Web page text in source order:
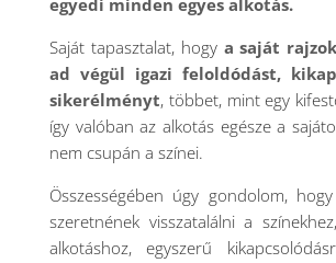
egyedi minden egyes alkotás.
Saját tapasztalat, hogy a saját
ad végül igazi feloldódást,
sikerélményt, többet, mint egy
így valóban az alkotás egésze a
nem csupán a színei.
Összességében úgy gondolom,
szeretnének visszatalálni a
alkotáshoz, egyszerű